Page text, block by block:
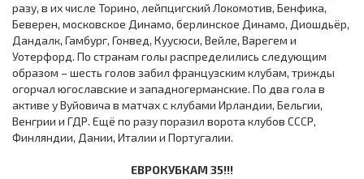
разу, в их числе Торино, лейпцигский Локомотив, Бенфика,
Беверен, московское Динамо, берлинское Динамо, Диошдьёр,
Дандалк, Гамбург, Гонвед, Куусюси, Вейле, Варегем и
Уотерфорд. По странам голы распределились следующим
образом – шесть голов забил французским клубам, трижды
огорчал югославские и западногерманские. По два гола в
активе у Вуйовича в матчах с клубами Ирландии, Бельгии,
Венгрии и ГДР. Ещё по разу поразил ворота клубов СССР,
Финляндии, Дании, Италии и Португалии.
ЕВРОКУБКАМ 35!!!